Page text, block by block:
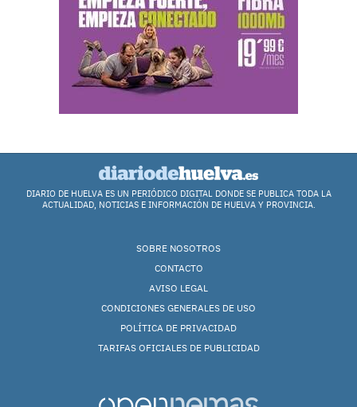
DIARIO DE HUELVA ES UN PERIÓDICO DIGITAL DONDE SE PUBLICA TODA LA
ACTUALIDAD, NOTICIAS E INFORMACIÓN DE HUELVA Y PROVINCIA.
SOBRE NOSOTROS
CONTACTO
AVISO LEGAL
CONDICIONES GENERALES DE USO
POLÍTICA DE PRIVACIDAD
TARIFAS OFICIALES DE PUBLICIDAD